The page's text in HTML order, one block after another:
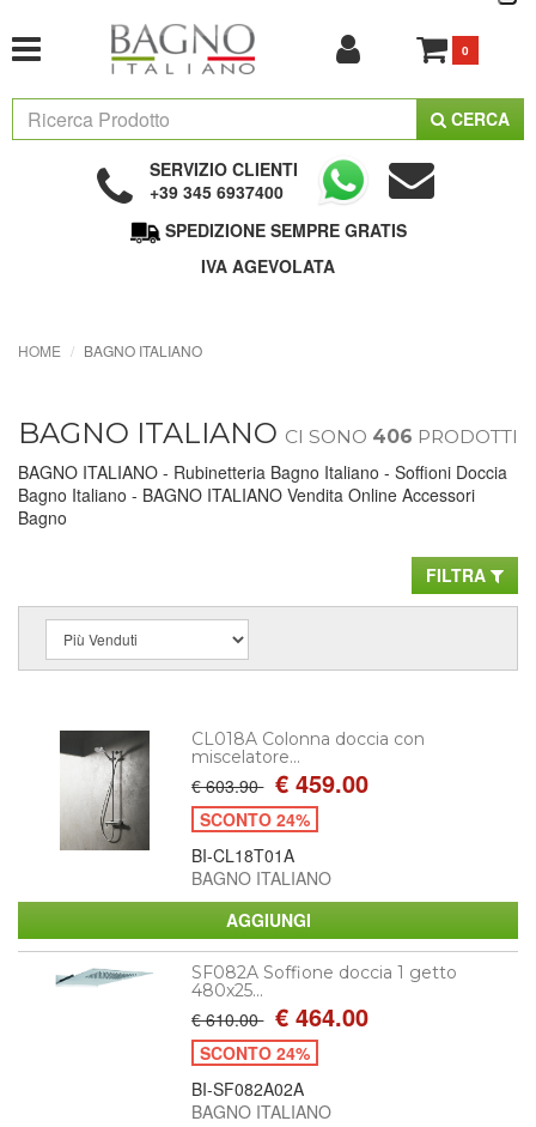
0
CERCA
SERVIZIO CLIENTI
+39 345 6937400
SPEDIZIONE SEMPRE GRATIS
IVA AGEVOLATA
HOME BAGNO ITALIANO
BAGNO ITALIANO CI SONO 406 PRODOTTI
BAGNO ITALIANO - Rubinetteria Bagno Italiano - Soffioni Doccia
Bagno Italiano - BAGNO ITALIANO Vendita Online Accessori
Bagno
FILTRA
CL018A Colonna doccia con
miscelatore...
€ 603.90 € 459.00
SCONTO 24%
BI-CL18T01A
BAGNO ITALIANO
SF082A Soffione doccia 1 getto
480x25...
€ 610.00 € 464.00
SCONTO 24%
BI-SF082A02A
BAGNO ITALIANO